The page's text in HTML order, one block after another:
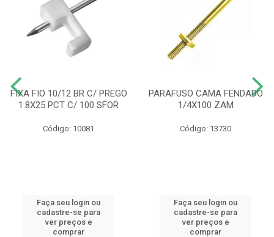
FIXA FIO 10/12 BR C/ PREGO
1.8X25 PCT C/ 100 SFOR
Código: 10081
Faça seu login ou
cadastre-se para
ver preços e
comprar
PARAFUSO CAMA FENDADO
1/4X100 ZAM
Código: 13730
Faça seu login ou
cadastre-se para
ver preços e
comprar